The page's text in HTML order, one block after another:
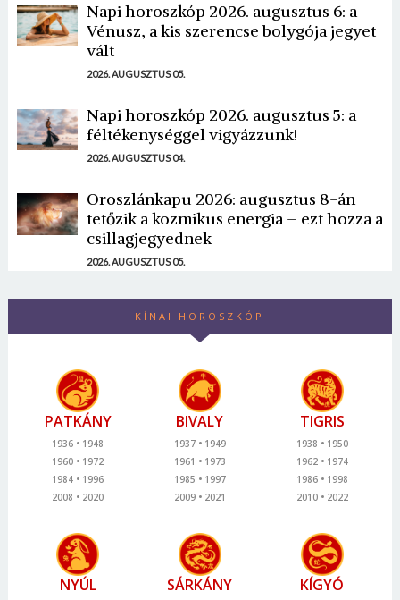
Napi horoszkóp 2026. augusztus 6: a
Vénusz, a kis szerencse bolygója jegyet
vált
2026. AUGUSZTUS 05.
Napi horoszkóp 2026. augusztus 5: a
féltékenységgel vigyázzunk!
2026. AUGUSZTUS 04.
Oroszlánkapu 2026: augusztus 8-án
tetőzik a kozmikus energia – ezt hozza a
csillagjegyednek
2026. AUGUSZTUS 05.
KÍNAI HOROSZKÓP
PATKÁNY
1936
1948
1960
1972
1984
1996
2008
2020
BIVALY
1937
1949
1961
1973
1985
1997
2009
2021
TIGRIS
1938
1950
1962
1974
1986
1998
2010
2022
NYÚL SÁRKÁNY KÍGYÓ